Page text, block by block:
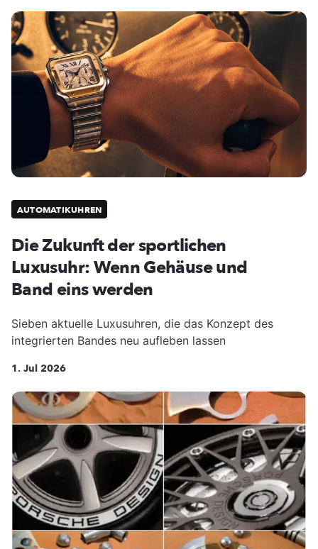
AUTOMATIKUHREN
Die Zukunft der sportlichen
Luxusuhr: Wenn Gehäuse und
Band eins werden
Sieben aktuelle Luxusuhren, die das Konzept des
integrierten Bandes neu aufleben lassen
1. Jul 2026